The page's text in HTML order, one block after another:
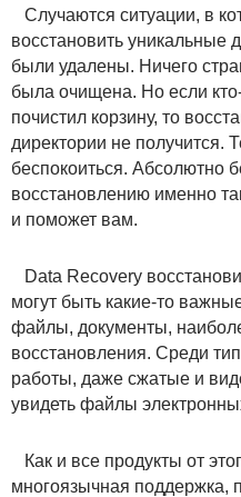
Случаются ситуации, в
восстановить уникальные
были удалены. Ничего
была очищена. Но если
почистил корзину, то
директории не получится.
беспокоиться. Абсолютно
восстановлению именно
и поможет вам.
Data Recovery
могут быть какие-то
файлы, документы,
восстановления. Среди
работы, даже сжатые и
увидеть файлы
Как и все продукты от
многоязычная поддержка,